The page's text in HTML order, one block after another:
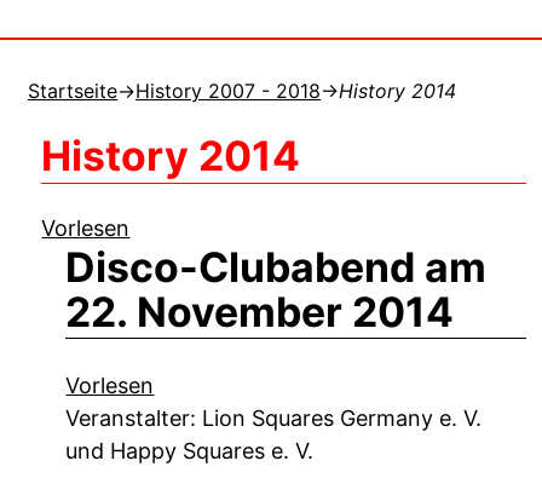
Startseite→History 2007 - 2018→History 2014
History 2014
Vorlesen
Disco-Clubabend am
22. November 2014
Vorlesen
Veranstalter: Lion Squares Germany e. V.
und Happy Squares e. V.